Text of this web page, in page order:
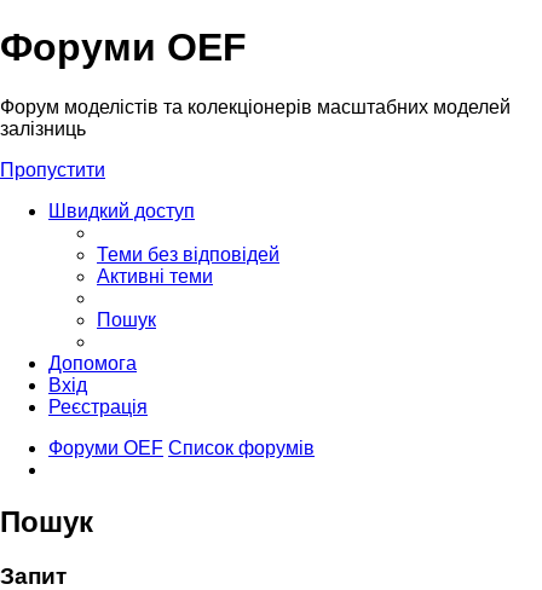
Форуми OEF
Форум моделістів та колекціонерів масштабних моделей
залізниць
Пропустити
Швидкий доступ
Теми без відповідей
Активні теми
Пошук
Допомога
Вхід
Реєстрація
Форуми OEF Список форумів
Пошук
Запит